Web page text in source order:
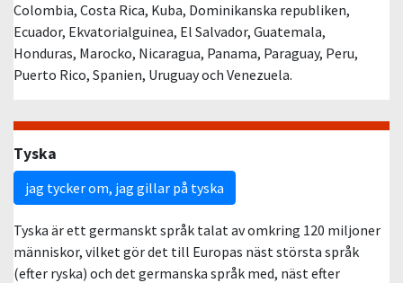
Colombia, Costa Rica, Kuba, Dominikanska republiken,
Ecuador, Ekvatorialguinea, El Salvador, Guatemala,
Honduras, Marocko, Nicaragua, Panama, Paraguay, Peru,
Puerto Rico, Spanien, Uruguay och Venezuela.
Tyska
jag tycker om, jag gillar på tyska
Tyska är ett germanskt språk talat av omkring 120 miljoner
människor, vilket gör det till Europas näst största språk
(efter ryska) och det germanska språk med, näst efter